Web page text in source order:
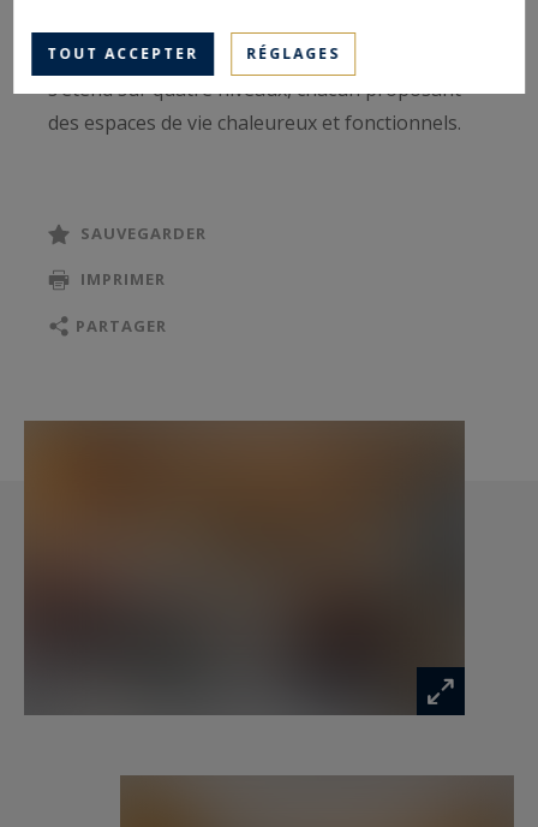
personnes (dont 12 adultes et 2 enfants), il
s’étend sur quatre niveaux, chacun proposant
des espaces de vie chaleureux et fonctionnels.
Espace de dégagement avec coin jeux,
douche et WC,
Espace spa avec jacuzzi, pour des moments de
Salon TV, idéal pour des soirées cocooning en
SAUVEGARDER
IMPRIMER
PARTAGER
TOUT ACCEPTER RÉGLAGES